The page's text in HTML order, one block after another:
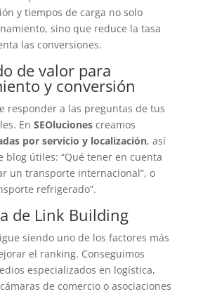
y tiempos de carga no solo
sino que reduce la tasa
las conversiones.
de valor para
y conversión
responder a las preguntas de tus
En SEOlucionescreamos
por servicio y localización, así
blog útiles: “Qué tener en cuenta
un transporte internacional”, o
refrigerado”.
de Link Building
siendo uno de los factores más
el ranking. Conseguimos
especializados en logística,
de comercio o asociaciones